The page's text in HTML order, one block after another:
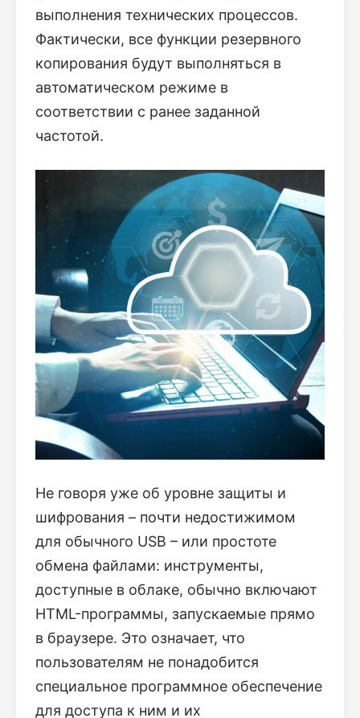
выполнения технических процессов.
Фактически, все функции резервного
копирования будут выполняться в
автоматическом режиме в
соответствии с ранее заданной
частотой.
Не говоря уже об уровне защиты и
шифрования – почти недостижимом
для обычного USB – или простоте
обмена файлами: инструменты,
доступные в облаке, обычно включают
HTML-программы, запускаемые прямо
в браузере. Это означает, что
пользователям не понадобится
специальное программное обеспечение
для доступа к ним и их